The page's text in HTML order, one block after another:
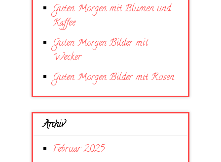
Guten Morgen mit Blumen und
Kaffee
Guten Morgen Bilder mit
Wecker
Guten Morgen Bilder mit Rosen
Archiv
Februar 2025